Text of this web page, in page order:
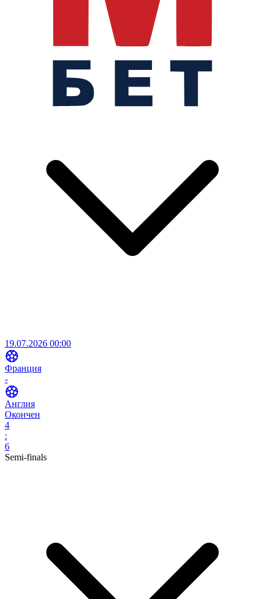
19.07.2026 00:00
Франция
-
Англия
Окончен
4
:
6
Semi-finals